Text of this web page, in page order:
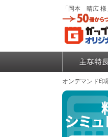
「岡本 晴広 様
オンデマンド印